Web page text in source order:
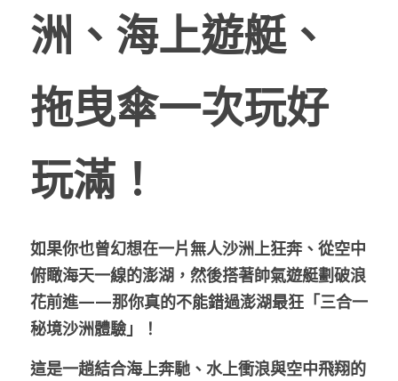
洲、海上遊艇、
拖曳傘一次玩好
玩滿！
如果你也曾幻想在一片無人沙洲上狂奔、從空中
俯瞰海天一線的澎湖，然後搭著帥氣遊艇劃破浪
花前進——那你真的不能錯過澎湖最狂「三合一
秘境沙洲體驗」！
這是一趟結合海上奔馳、水上衝浪與空中飛翔的